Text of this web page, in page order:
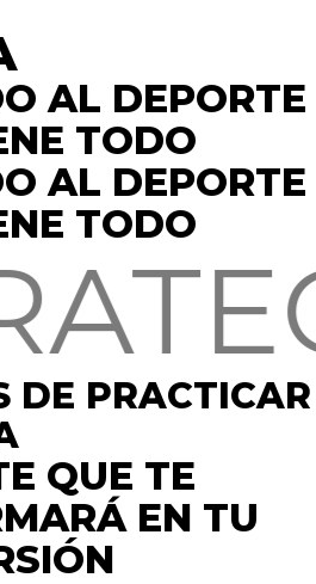
AL DEPORTE
TODO
AL DEPORTE
TODO
DE PRACTICAR
QUE TE
EN TU